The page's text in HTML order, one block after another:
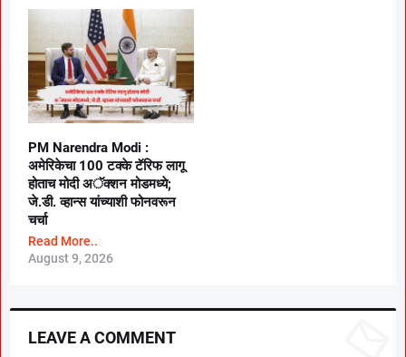
PM Narendra Modi :
अमेरिकेचा 100 टक्के टॅरिफ लागू
होताच मोदी अॅक्शन मोडमध्ये;
जे.डी. व्हान्स यांच्याशी फोनवरून
चर्चा
Read More..
August 9, 2026
LEAVE A COMMENT